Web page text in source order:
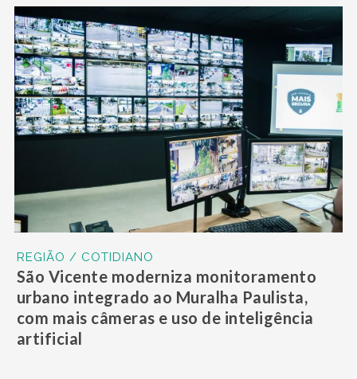
REGIÃO / COTIDIANO
São Vicente moderniza monitoramento
urbano integrado ao Muralha Paulista,
com mais câmeras e uso de inteligência
artificial